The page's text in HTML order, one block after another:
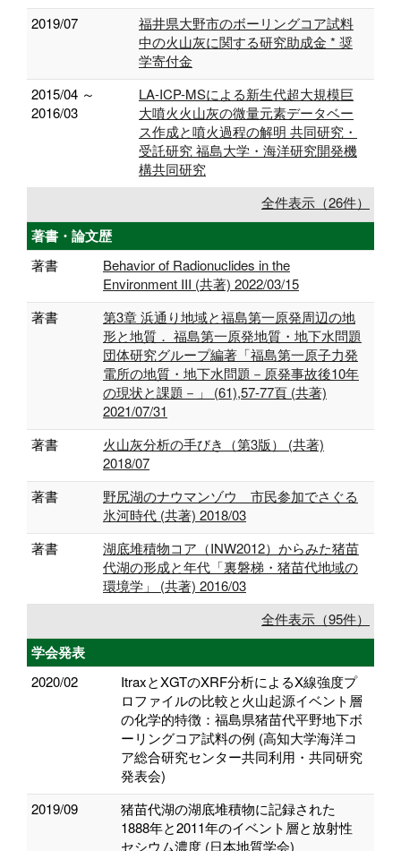
2019/07
福井県大野市のボーリングコア試料
中の火山灰に関する研究助成金 * 奨
学寄付金
2015/04 ～
2016/03
LA-ICP-MSによる新生代超大規模巨
大噴火火山灰の微量元素データベー
ス作成と噴火過程の解明 共同研究・
受託研究 福島大学・海洋研究開発機
構共同研究
全件表示（26件）
著書・論文歴
著書
Behavior of Radionuclides in the
Environment III (共著) 2022/03/15
著書
第3章 浜通り地域と福島第一原発周辺の地
形と地質． 福島第一原発地質・地下水問題
団体研究グループ編著「福島第一原子力発
電所の地質・地下水問題－原発事故後10年
の現状と課題－」 (61),57-77頁 (共著)
2021/07/31
著書
火山灰分析の手びき（第3版） (共著)
2018/07
著書
野尻湖のナウマンゾウ 市民参加でさぐる
氷河時代 (共著) 2018/03
著書
湖底堆積物コア（INW2012）からみた猪苗
代湖の形成と年代「裏磐梯・猪苗代地域の
環境学」 (共著) 2016/03
全件表示（95件）
学会発表
2020/02
ItraxとXGTのXRF分析によるX線強度プ
ロファイルの比較と火山起源イベント層
の化学的特徴：福島県猪苗代平野地下ボ
ーリングコア試料の例 (高知大学海洋コ
ア総合研究センター共同利用・共同研究
発表会)
2019/09
猪苗代湖の湖底堆積物に記録された
1888年と2011年のイベント層と放射性
セシウム濃度 (日本地質学会)